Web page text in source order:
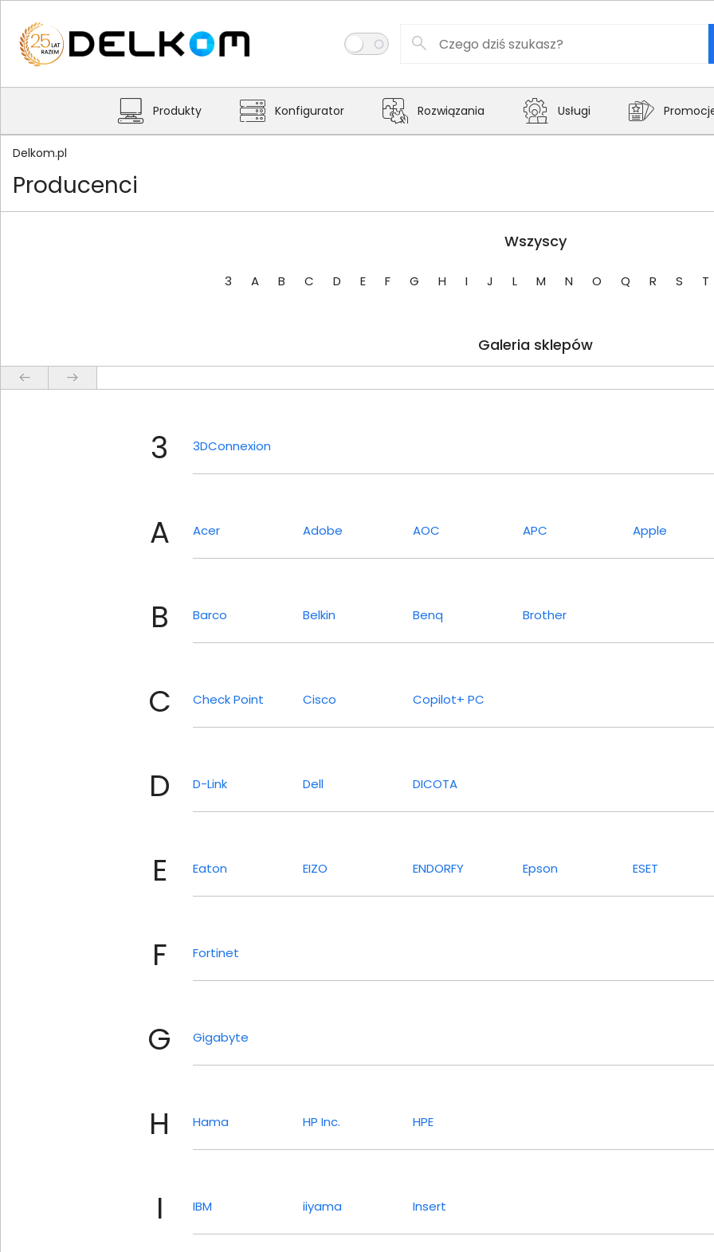
Produkty Konfigurator Rozwiązania Usługi
Delkom.pl
Producenci
Wszyscy
3 A B C D E F G H I J L M N O Q R S T
Galeria sklepów
3 3DConnexion
A Acer Adobe AOC APC Apple
B Barco Belkin Benq Brother
C Check Point Cisco Copilot+ PC
D D-Link Dell DICOTA
E Eaton EIZO ENDORFY Epson ESET
F Fortinet
G Gigabyte
H Hama HP Inc. HPE
I IBM iiyama Insert